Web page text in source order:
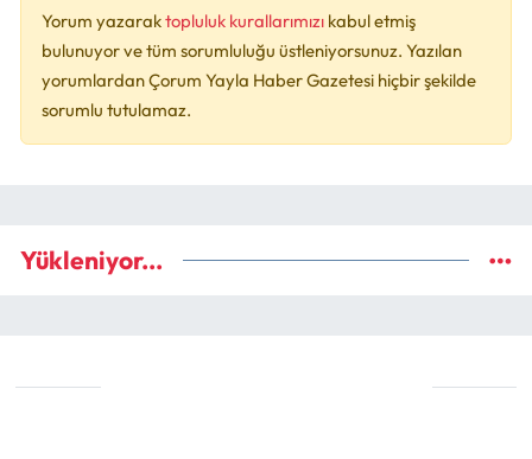
Yorum yazaraktopluluk kurallarımızı kabul etmiş
bulunuyor ve tüm sorumluluğu üstleniyorsunuz. Yazılan
yorumlardan Çorum Yayla Haber Gazetesi hiçbir şekilde
sorumlu tutulamaz.
Yükleniyor...